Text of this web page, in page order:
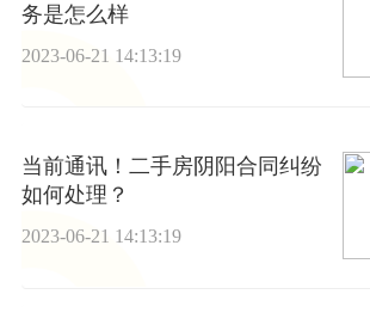
务是怎么样
2023-06-21 14:13:19
当前通讯！二手房阴阳合同纠纷
如何处理？
2023-06-21 14:13:19